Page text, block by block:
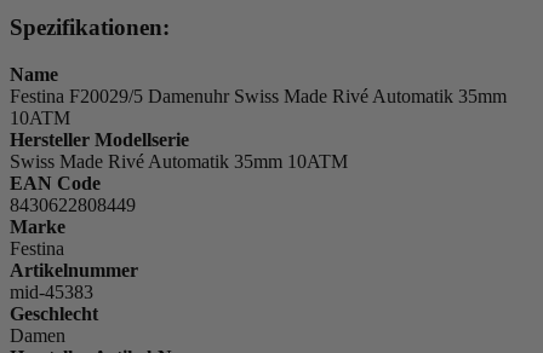
Spezifikationen:
Name
Festina F20029/5 Damenuhr Swiss Made Rivé Automatik 35mm
10ATM
Hersteller Modellserie
Swiss Made Rivé Automatik 35mm 10ATM
EAN Code
8430622808449
Marke
Festina
Artikelnummer
mid-45383
Geschlecht
Damen